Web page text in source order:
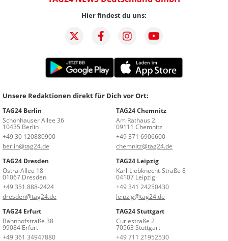
Hier findest du uns:
Unsere Redaktionen direkt für Dich vor Ort:
TAG24 Berlin
Schönhauser Allee 36
10435 Berlin
+49 30 120880900
berlin@tag24.de
TAG24 Chemnitz
Am Rathaus 2
09111 Chemnitz
+49 371 6906600
chemnitz@tag24.de
TAG24 Dresden
Ostra-Allee 18
01067 Dresden
+49 351 888-2424
dresden@tag24.de
TAG24 Leipzig
Karl-Liebknecht-Straße 8
04107 Leipzig
+49 341 24250430
leipzig@tag24.de
TAG24 Erfurt
Bahnhofstraße 38
99084 Erfurt
+49 361 34947880
TAG24 Stuttgart
Curiestraße 2
70563 Stuttgart
+49 711 21952530